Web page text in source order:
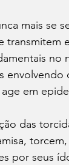
mais se
no
em
das
por seus